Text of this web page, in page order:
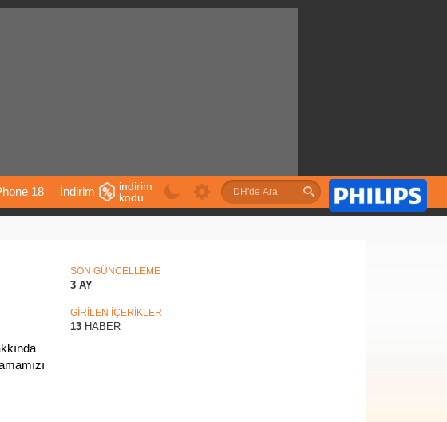
18 İndirim
Önerileri
indirim
kodu
SON GÜNCELLEME
3 AY
GİRİLEN İÇERİKLER
13 HABER